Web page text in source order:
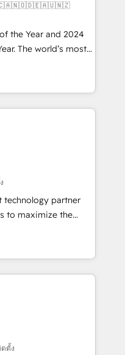
integrations
adoption
project-
RevOps
so operations
as the business
the Year and 2024
The world’s most
APAC and NAM,
and
automation,
of trust built through
technology partner
to maximize the
MakeWebBetter,
expertise &
us to
HubSpot experience
Accreditations 🌟
2021 🌟INBOUND’19
ดตั้ง